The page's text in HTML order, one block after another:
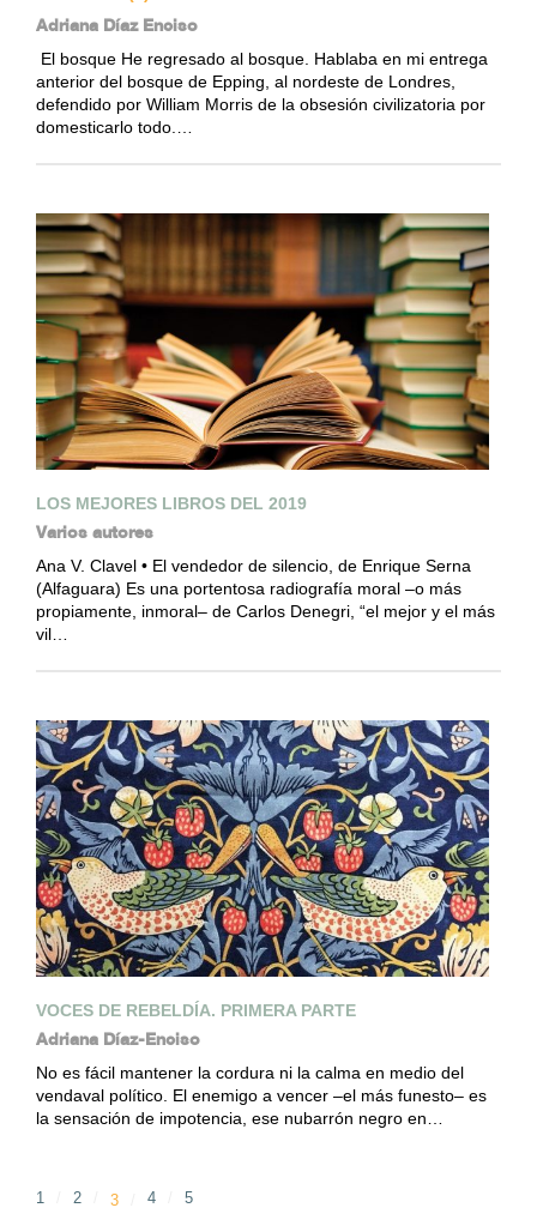
Adriana Díaz Enciso
El bosque He regresado al bosque. Hablaba en mi entrega
anterior del bosque de Epping, al nordeste de Londres,
defendido por William Morris de la obsesión civilizatoria por
domesticarlo todo.…
LOS MEJORES LIBROS DEL 2019
Varios autores
Ana V. Clavel • El vendedor de silencio, de Enrique Serna
(Alfaguara) Es una portentosa radiografía moral –o más
propiamente, inmoral– de Carlos Denegri, “el mejor y el más
vil…
VOCES DE REBELDÍA. PRIMERA PARTE
Adriana Díaz-Enciso
No es fácil mantener la cordura ni la calma en medio del
vendaval político. El enemigo a vencer –el más funesto– es
la sensación de impotencia, ese nubarrón negro en…
1 2 3 4 5